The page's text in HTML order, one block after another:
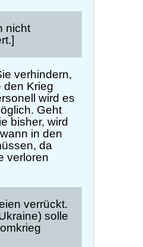
nicht
verhindern,
den Krieg
wird es
Geht
bisher, wird
in den
da
verloren
verrückt.
solle